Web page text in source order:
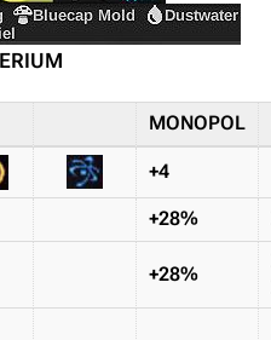
MONOPOL
+4
+28%
+28%